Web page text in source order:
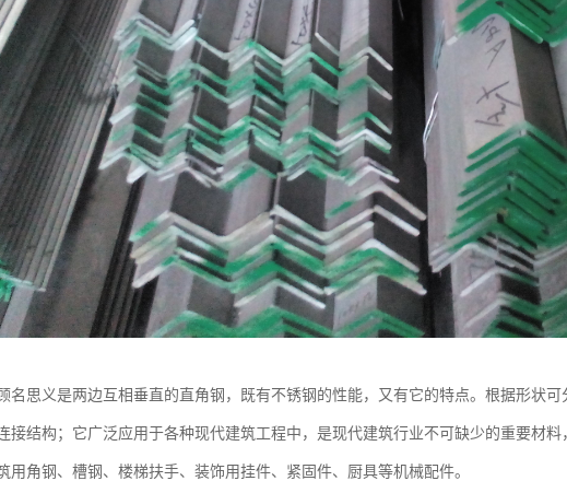
名思义是两边互相垂直的直角钢，既有不锈钢的性能，又有它的特点。根据形状
接结构；它广泛应用于各种现代建筑工程中，是现代建筑行业不可缺少的重要材
用角钢、槽钢、楼梯扶手、装饰用挂件、紧固件、厨具等机械配件。